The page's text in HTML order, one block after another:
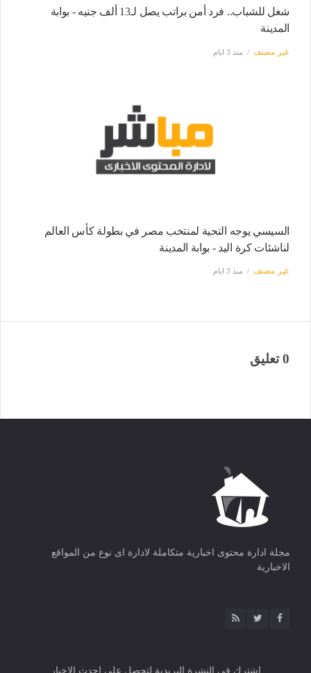
شغل للشباب.. فرد أمن براتب يصل لـ13 ألف جنيه - بوابة
المدينة
غير مصنف منذ 3 ايام
السيسي يوجه التحية لمنتخب مصر في بطولة كأس العالم
لناشئات كرة اليد - بوابة المدينة
غير مصنف منذ 3 ايام
0 تعليق
مجلة ادارة محتوى اخبارية متكاملة لادارة اى نوع من المواقع
الاخبارية
اشترك فى النشرة البريدية لتحصل على احدث الاخبار